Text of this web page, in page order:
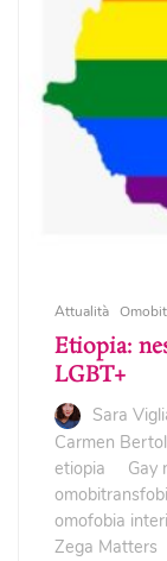
Attualità
Etiopia:
LGBT+
Sara
Carmen
etiopia
Gay
omofobia
Zega Matters